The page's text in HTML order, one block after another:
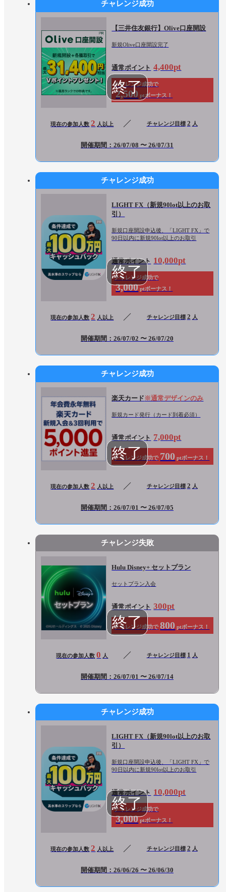
チャレンジ成功
【三井住友銀行】Olive口座開設
新規Olive口座開設完了
通常ポイント 4,400pt
チャレンジ成功で
2,500 ptボーナス！
現在の参加人数 2 人以上 チャレンジ目標 2 人
開催期間：26/07/08 〜 26/07/31
チャレンジ成功
LIGHT FX（新規90lot以上のお取
引）
新規口座開設申込後、「LIGHT FX」で
90日以内に新規90lot以上のお取引
通常ポイント 10,000pt
チャレンジ成功で
3,000 ptボーナス！
現在の参加人数 2 人以上 チャレンジ目標 2 人
開催期間：26/07/02 〜 26/07/20
チャレンジ成功
楽天カード ※通常デザインのみ
新規カード発行（カード到着必須）
通常ポイント 7,000pt
チャレンジ成功で 700 ptボーナス！
現在の参加人数 2 人以上 チャレンジ目標 2 人
開催期間：26/07/01 〜 26/07/05
チャレンジ失敗
Hulu Disney+ セットプラン
セットプラン入会
通常ポイント 300pt
チャレンジ成功で 800 ptボーナス！
現在の参加人数 0 人 チャレンジ目標 1 人
開催期間：26/07/01 〜 26/07/14
チャレンジ成功
LIGHT FX（新規90lot以上のお取
引）
新規口座開設申込後、「LIGHT FX」で
90日以内に新規90lot以上のお取引
通常ポイント 10,000pt
チャレンジ成功で
3,000 ptボーナス！
現在の参加人数 2 人以上 チャレンジ目標 2 人
開催期間：26/06/26 〜 26/06/30